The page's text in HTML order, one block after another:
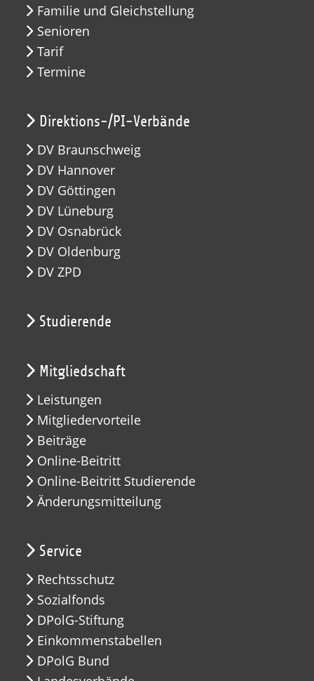
Familie und Gleichstellung
Senioren
Tarif
Termine
Direktions-/PI-Verbände
DV Braunschweig
DV Hannover
DV Göttingen
DV Lüneburg
DV Osnabrück
DV Oldenburg
DV ZPD
Studierende
Mitgliedschaft
Leistungen
Mitgliedervorteile
Beiträge
Online-Beitritt
Online-Beitritt Studierende
Änderungsmitteilung
Service
Rechtsschutz
Sozialfonds
DPolG-Stiftung
Einkommenstabellen
DPolG Bund